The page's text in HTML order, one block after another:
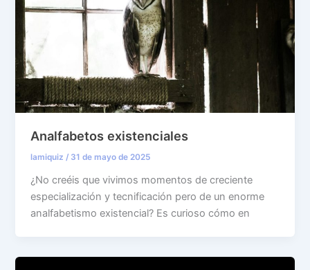
Analfabetos existenciales
lamiquiz/ 31 de mayo de 2025
¿No creéis que vivimos momentos de creciente
especialización y tecnificación pero de un enorme
analfabetismo existencial? Es curioso cómo en